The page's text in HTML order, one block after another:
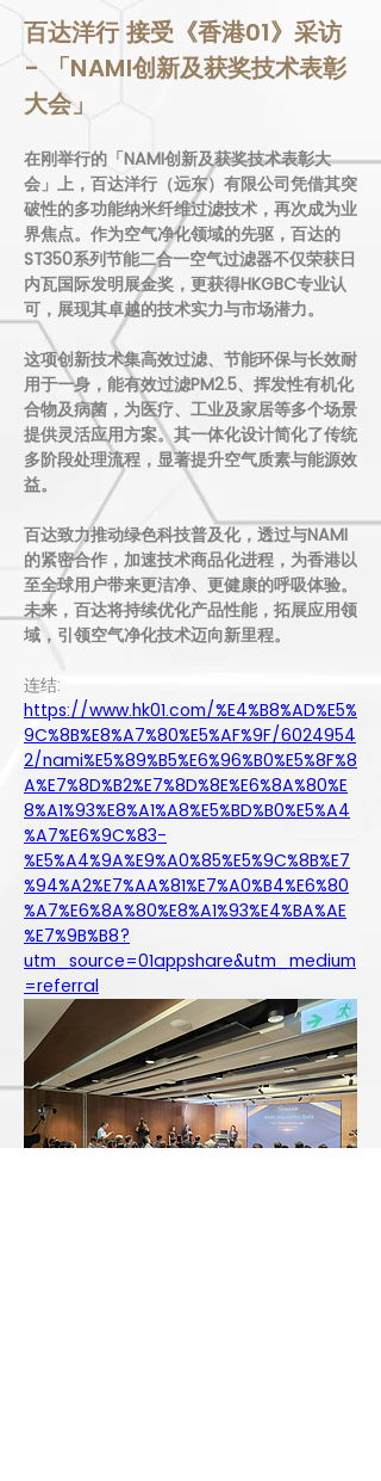
百达洋行 接受《香港01》采访
- 「NAMI创新及获奖技术表彰
大会」
在刚举行的「NAMI创新及获奖技术表彰大
会」上，百达洋行（远东）有限公司凭借其突
破性的多功能纳米纤维过滤技术，再次成为业
界焦点。作为空气净化领域的先驱，百达的
ST350系列节能二合一空气过滤器不仅荣获日
内瓦国际发明展金奖，更获得HKGBC专业认
可，展现其卓越的技术实力与市场潜力。
这项创新技术集高效过滤、节能环保与长效耐
用于一身，能有效过滤PM2.5、挥发性有机化
合物及病菌，为医疗、工业及家居等多个场景
提供灵活应用方案。其一体化设计简化了传统
多阶段处理流程，显著提升空气质素与能源效
益。
百达致力推动绿色科技普及化，透过与NAMI
的紧密合作，加速技术商品化进程，为香港以
至全球用户带来更洁净、更健康的呼吸体验。
未来，百达将持续优化产品性能，拓展应用领
域，引领空气净化技术迈向新里程。
连结:
https://www.hk01.com/%E4%B8%AD%E5%
9C%8B%E8%A7%80%E5%AF%9F/6024954
2/nami%E5%89%B5%E6%96%B0%E5%8F%8
A%E7%8D%B2%E7%8D%8E%E6%8A%80%E
8%A1%93%E8%A1%A8%E5%BD%B0%E5%A4
%A7%E6%9C%83-
%E5%A4%9A%E9%A0%85%E5%9C%8B%E7
%94%A2%E7%AA%81%E7%A0%B4%E6%80
%A7%E6%8A%80%E8%A1%93%E4%BA%AE
%E7%9B%B8?
utm_source=01appshare&utm_medium
=referral